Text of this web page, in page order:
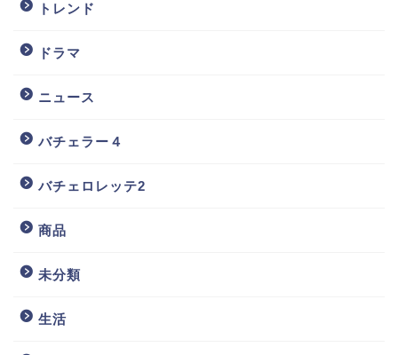
トレンド
ドラマ
ニュース
バチェラー４
バチェロレッテ2
商品
未分類
生活